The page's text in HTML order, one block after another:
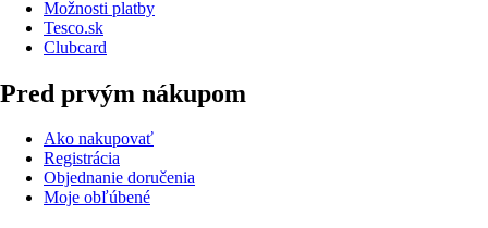
Možnosti platby
Tesco.sk
Clubcard
Pred prvým nákupom
Ako nakupovať
Registrácia
Objednanie doručenia
Moje obľúbené